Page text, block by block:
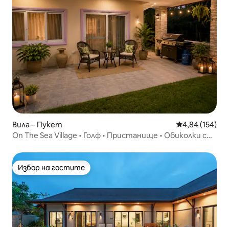
Вила – Пукет Средна
4,84 (154)
On The Sea Village • Голф • Пристанище • Обиколки с
Избор на гостите
Избор на гостите